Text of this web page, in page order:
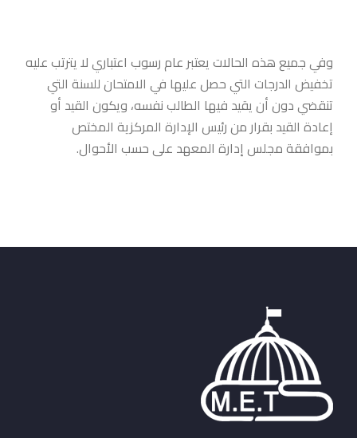
وفي جميع هذه الحالات يعتبر عام رسوب اعتباري لا يترتب عليه
تخفيض الدرجات التي حصل عليها في الامتحان للسنة التي
تنقضي دون أن يقيد فيها الطالب نفسه، ويكون القيد أو
إعادة القيد بقرار من رئيس الإدارة المركزية المختص
بموافقة مجلس إدارة المعهد على حسب الأحوال.